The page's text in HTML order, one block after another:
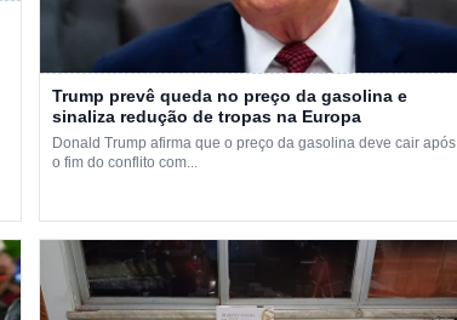
Trump prevê queda no preço da gasolina e
sinaliza redução de tropas na Europa
Donald Trump afirma que o preço da gasolina deve cair após
o fim do conflito com...